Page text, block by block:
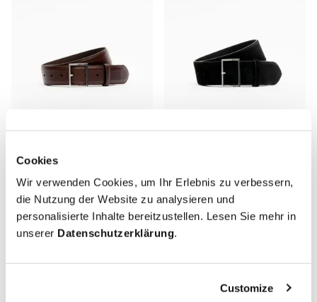
Cookies
Wir verwenden Cookies, um Ihr Erlebnis zu verbessern,
die Nutzung der Website zu analysieren und
personalisierte Inhalte bereitzustellen. Lesen Sie mehr in
unserer Datenschutzerklärung.
Customize
160 EUR
160 EUR